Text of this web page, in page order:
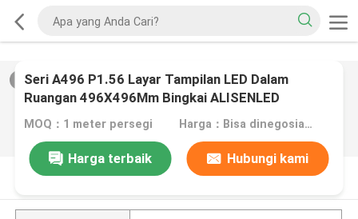
/0
Seri A496 P1.56 Layar Tampilan LED Dalam
Ruangan 496X496Mm Bingkai ALISENLED
Penyambungan 90 Derajat Kabinet Aluminium Die-
Cast
MOQ：1 meter persegi Harga：Bisa dinegosiasikan
Harga terbaik
Hubungi kami
DESKRIPSI PRODUK